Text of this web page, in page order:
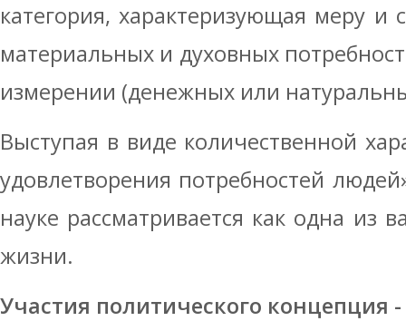
категория, характеризующая меру и
материальных и духовных
измерении (денежных или
Выступая в виде количественной
удовлетворения потребностей
науке рассматривается как одна из
жизни.
Участия политического концепция -